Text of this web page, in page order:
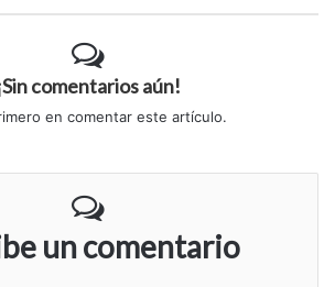
comentarios aún!
en comentar este artículo.
un comentario